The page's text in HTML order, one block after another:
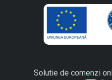
Solutie de comenzi